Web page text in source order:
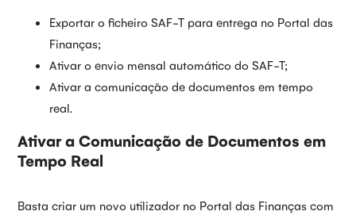
Exportar o ficheiro SAF-T para entrega no Portal das
Finanças;
Ativar o envio mensal automático do SAF-T;
Ativar a comunicação de documentos em tempo
real.
Ativar a Comunicação de Documentos em
Tempo Real
Basta criar um novo utilizador no Portal das Finanças com